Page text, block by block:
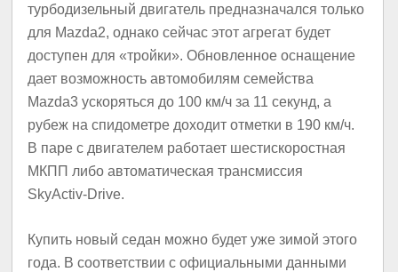
турбодизельный двигатель предназначался только
для Mazda2, однако сейчас этот агрегат будет
доступен для «тройки». Обновленное оснащение
дает возможность автомобилям семейства
Mazda3 ускоряться до 100 км/ч за 11 секунд, а
рубеж на спидометре доходит отметки в 190 км/ч.
В паре с двигателем работает шестискоростная
МКПП либо автоматическая трансмиссия
SkyActiv-Drive.
Купить новый седан можно будет уже зимой этого
года. В соответствии с официальными данными